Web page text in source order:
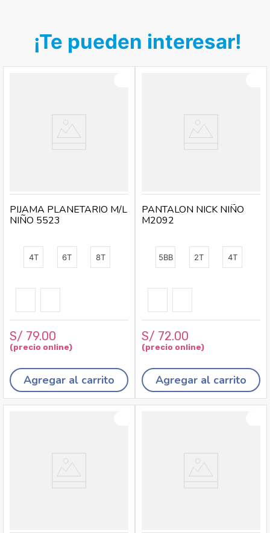
¡Te pueden interesar!
4T 6T 8T
PIJAMA PLANETARIO M/L
NIÑO 5523
S/ 79.00
Agregar al carrito
5BB 2T 4T
PANTALON NICK NIÑO
M2092
S/ 72.00
Agregar al carrito